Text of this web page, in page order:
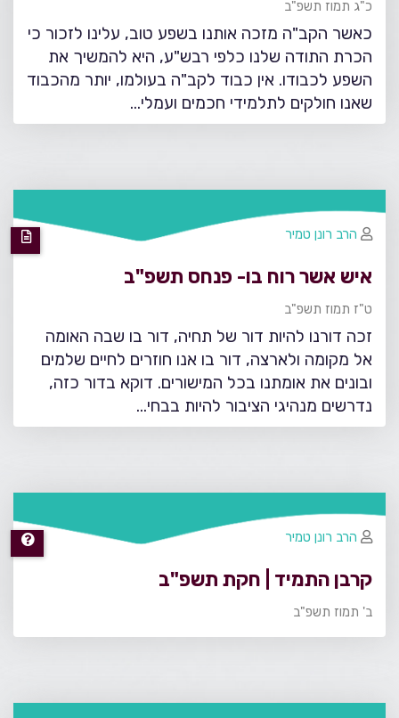
כ"ג תמוז תשפ"ב
כאשר הקב"ה מזכה אותנו בשפע טוב, עלינו לזכור כי
הכרת התודה שלנו כלפי רבש"ע, היא להמשיך את
השפע לכבודו. אין כבוד לקב"ה בעולמו, יותר מהכבוד
שאנו חולקים לתלמידי חכמים ועמלי…
איש אשר רוח בו- פנחס תשפ"ב
ט"ז תמוז תשפ"ב
זכה דורנו להיות דור של תחיה, דור בו שבה האומה
אל מקומה ולארצה, דור בו אנו חוזרים לחיים שלמים
ובונים את אומתנו בכל המישורים. דוקא בדור כזה,
נדרשים מנהיגי הציבור להיות בבחי…
הרב רונן טמיר
קרבן התמיד | חקת תשפ"ב
ב' תמוז תשפ"ב
הרב רונן טמיר